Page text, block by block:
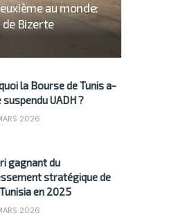
au monde:
Bizerte
la Bourse de Tunis a-
UADH ?
2026
gagnant du
stratégique de
en 2025
2026